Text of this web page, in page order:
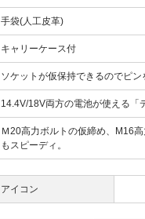
手袋(人工皮革)
キャリーケース付
ソケットが仮保持できるのでピン
14.4V/18V両方の電池が使える「
Ｍ20高力ボルトの仮締め、M16
もスピーディ。
アイコン